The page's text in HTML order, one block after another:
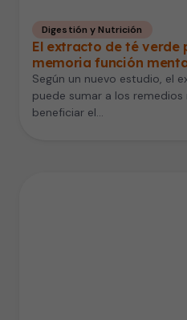
Digestión y Nutrición
El extracto de té verde
memoria función
Según un nuevo estudio, el
puede sumar a los
beneficiar el…